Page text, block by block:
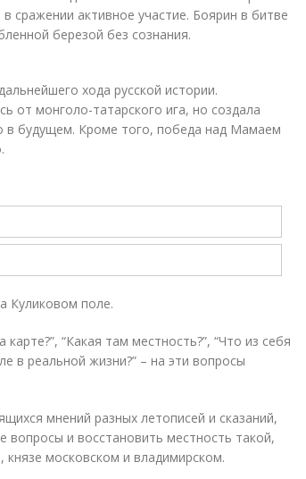
сражении активное участие. Боярин в битве
березой без сознания.
хода русской истории.
от монголо-татарского ига, но создала
в будущем. Кроме того, победа над Мамаем
Куликовом поле.
“Какая там местность?”, “Что из себя
в реальной жизни?” – на эти вопросы
мнений разных летописей и сказаний,
и восстановить местность такой,
московском и владимирском.